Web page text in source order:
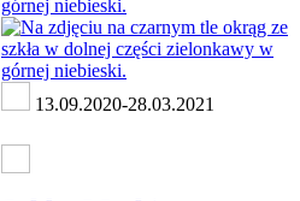
13.09.2020-28.03.2021